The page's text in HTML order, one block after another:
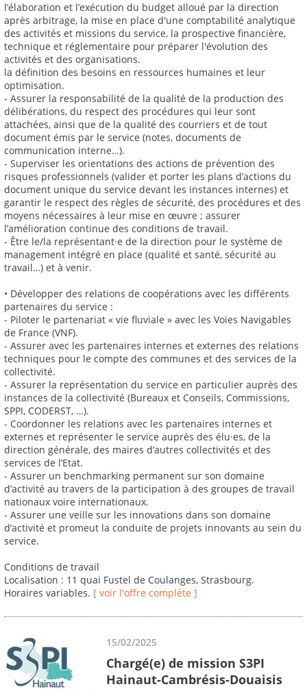
l’élaboration et l’exécution du budget alloué par la direction
après arbitrage, la mise en place d'une comptabilité analytique
des activités et missions du service, la prospective financière,
technique et réglementaire pour préparer l'évolution des
activités et des organisations.
la définition des besoins en ressources humaines et leur
optimisation.
- Assurer la responsabilité de la qualité de la production des
délibérations, du respect des procédures qui leur sont
attachées, ainsi que de la qualité des courriers et de tout
document émis par le service (notes, documents de
communication interne…).
- Superviser les orientations des actions de prévention des
risques professionnels (valider et porter les plans d’actions du
document unique du service devant les instances internes) et
garantir le respect des règles de sécurité, des procédures et des
moyens nécessaires à leur mise en œuvre ; assurer
l’amélioration continue des conditions de travail.
- Être le/la représentant·e de la direction pour le système de
management intégré en place (qualité et santé, sécurité au
travail…) et à venir.
• Développer des relations de coopérations avec les différents
partenaires du service :
- Piloter le partenariat « vie fluviale » avec les Voies Navigables
de France (VNF).
- Assurer avec les partenaires internes et externes des relations
techniques pour le compte des communes et des services de la
collectivité.
- Assurer la représentation du service en particulier auprès des
instances de la collectivité (Bureaux et Conseils, Commissions,
SPPI, CODERST, …).
- Coordonner les relations avec les partenaires internes et
externes et représenter le service auprès des élu·es, de la
direction générale, des maires d’autres collectivités et des
services de l’Etat.
- Assurer un benchmarking permanent sur son domaine
d’activité au travers de la participation à des groupes de travail
nationaux voire internationaux.
- Assurer une veille sur les innovations dans son domaine
d’activité et promeut la conduite de projets innovants au sein du
service.
Conditions de travail
Localisation : 11 quai Fustel de Coulanges, Strasbourg.
Horaires variables. [ voir l'offre complète ]
15/02/2025
Chargé(e) de mission S3PI
Hainaut-Cambrésis-Douaisis